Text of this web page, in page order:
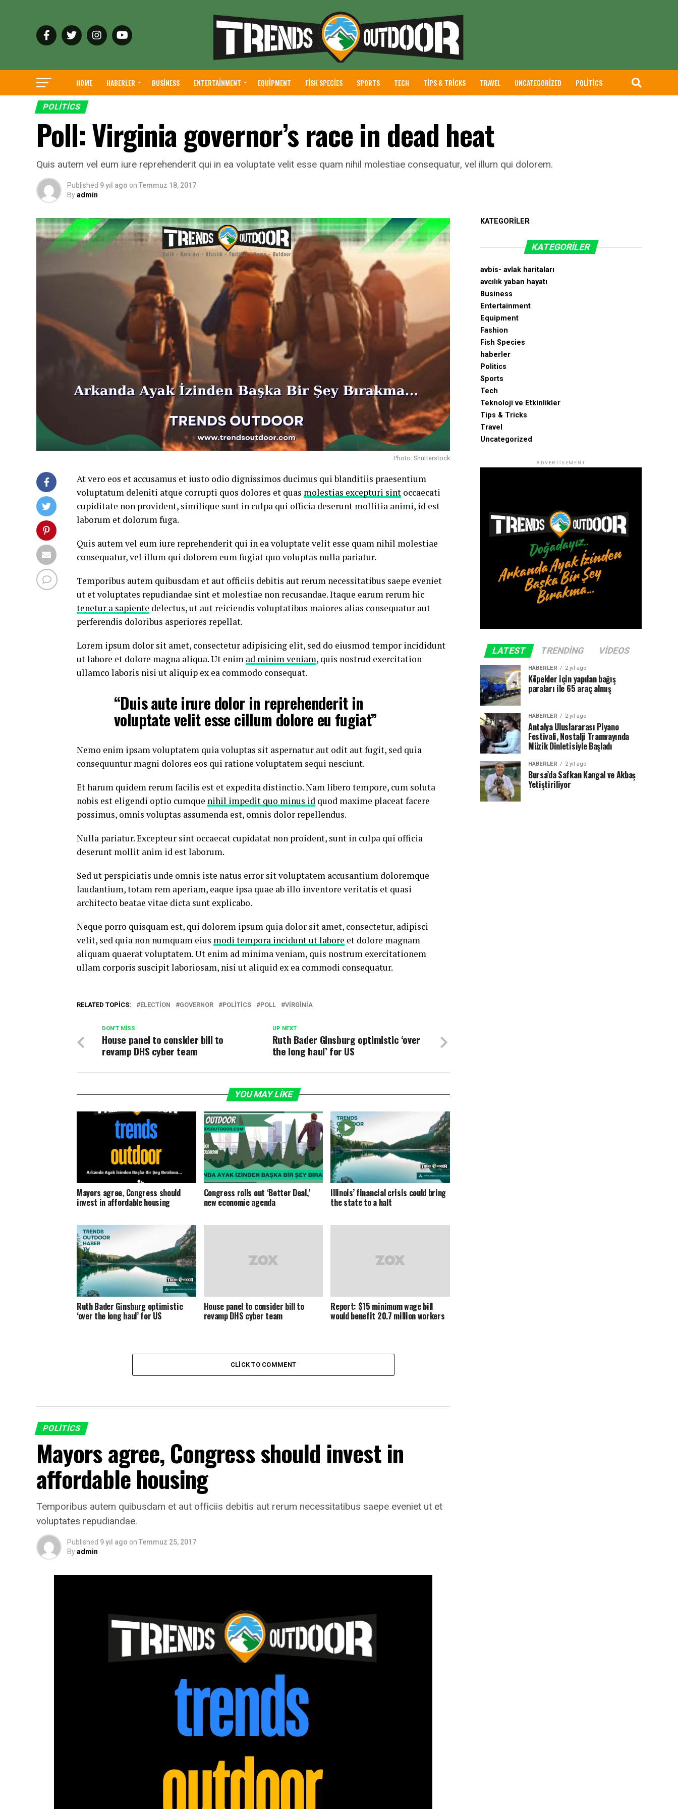
HOME HABERLER BUSINESS ENTERTAINMENT EQUIPMENT FISH SPECIES SPORTS TECH TIPS & TRICKS TRAVEL UNCATEGORIZED POLITICS
POLITICS
Poll: Virginia governor’s race in dead heat
Quis autem vel eum iure reprehenderit qui in ea voluptate velit esse quam nihil molestiae consequatur, vel illum qui dolorem.
Published 9 yıl ago on Temmuz 18, 2017
Byadmin
Photo: Shutterstock
At vero eos et accusamus et iusto odio dignissimos ducimus qui blanditiis praesentium
voluptatum deleniti atque corrupti quos dolores et quas molestias excepturi sint occaecati
cupiditate non provident, similique sunt in culpa qui officia deserunt mollitia animi, id est
laborum et dolorum fuga.
Quis autem vel eum iure reprehenderit qui in ea voluptate velit esse quam nihil molestiae
consequatur, vel illum qui dolorem eum fugiat quo voluptas nulla pariatur.
Temporibus autem quibusdam et aut officiis debitis aut rerum necessitatibus saepe eveniet
ut et voluptates repudiandae sint et molestiae non recusandae. Itaque earum rerum hic
tenetur a sapiente delectus, ut aut reiciendis voluptatibus maiores alias consequatur aut
perferendis doloribus asperiores repellat.
Lorem ipsum dolor sit amet, consectetur adipisicing elit, sed do eiusmod tempor incididunt
ut labore et dolore magna aliqua. Ut enim ad minim veniam, quis nostrud exercitation
ullamco laboris nisi ut aliquip ex ea commodo consequat.
“Duis aute irure dolor in reprehenderit in
voluptate velit esse cillum dolore eu fugiat”
Nemo enim ipsam voluptatem quia voluptas sit aspernatur aut odit aut fugit, sed quia
consequuntur magni dolores eos qui ratione voluptatem sequi nesciunt.
Et harum quidem rerum facilis est et expedita distinctio. Nam libero tempore, cum soluta
nobis est eligendi optio cumque nihil impedit quo minus id quod maxime placeat facere
possimus, omnis voluptas assumenda est, omnis dolor repellendus.
Nulla pariatur. Excepteur sint occaecat cupidatat non proident, sunt in culpa qui officia
deserunt mollit anim id est laborum.
Sed ut perspiciatis unde omnis iste natus error sit voluptatem accusantium doloremque
laudantium, totam rem aperiam, eaque ipsa quae ab illo inventore veritatis et quasi
architecto beatae vitae dicta sunt explicabo.
Neque porro quisquam est, qui dolorem ipsum quia dolor sit amet, consectetur, adipisci
velit, sed quia non numquam eius modi tempora incidunt ut labore et dolore magnam
aliquam quaerat voluptatem. Ut enim ad minima veniam, quis nostrum exercitationem
ullam corporis suscipit laboriosam, nisi ut aliquid ex ea commodi consequatur.
RELATED TOPICS: ELECTION GOVERNOR POLITICS POLL VIRGINIA
UP NEXT
Ruth Bader Ginsburg optimistic ‘over
the long haul’ for US
DON'T MISS
House panel to consider bill to
revamp DHS cyber team
YOU MAY LIKE
Mayors agree, Congress should
invest in affordable housing
Congress rolls out ‘Better Deal,’
new economic agenda
Illinois’ financial crisis could bring
the state to a halt
Ruth Bader Ginsburg optimistic
‘over the long haul’ for US
House panel to consider bill to
revamp DHS cyber team
Report: $15 minimum wage bill
would benefit 20.7 million workers
CLICK TO COMMENT
POLITICS
Mayors agree, Congress should invest in
affordable housing
Temporibus autem quibusdam et aut officiis debitis aut rerum necessitatibus saepe eveniet ut et
voluptates repudiandae.
Published 9 yıl ago on Temmuz 25, 2017
Byadmin
KATEGORİLER
KATEGORILER
avbis- avlak haritaları
avcılık yaban hayatı
Business
Entertainment
Equipment
Fashion
Fish Species
haberler
Politics
Sports
Tech
Teknoloji ve Etkinlikler
Tips & Tricks
Travel
Uncategorized
ADVERTISEMENT
LATEST TRENDING VIDEOS
HABERLER 2 yıl ago
Köpekler için yapılan bağış
paraları ile 65 araç almış
HABERLER 2 yıl ago
Antalya Uluslararası Piyano
Festivali, Nostalji Tramvayında
Müzik Dinletisiyle Başladı
HABERLER 2 yıl ago
Bursa’da Safkan Kangal ve Akbaş
Yetiştiriliyor